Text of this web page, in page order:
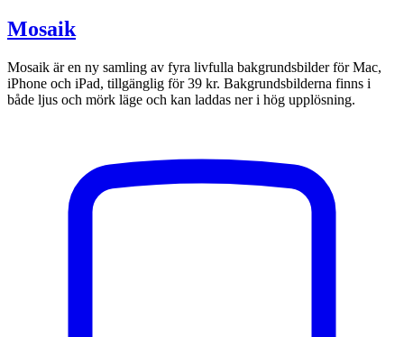
Mosaik
Mosaik är en ny samling av fyra livfulla bakgrundsbilder för Mac,
iPhone och iPad, tillgänglig för 39 kr. Bakgrundsbilderna finns i
både ljus och mörk läge och kan laddas ner i hög upplösning.